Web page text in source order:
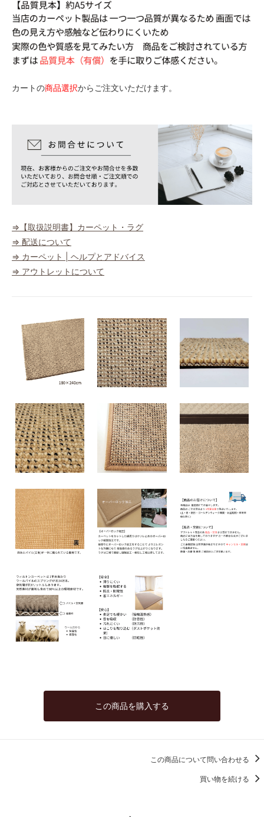
カートの商品選択からご注文いただけます。
⇒【取扱説明書】カーペット・ラグ
⇒ 配送について
⇒ カーペット | ヘルプとアドバイス
⇒ アウトレットについて
この商品を購入する
この商品について問い合わせる
買い物を続ける